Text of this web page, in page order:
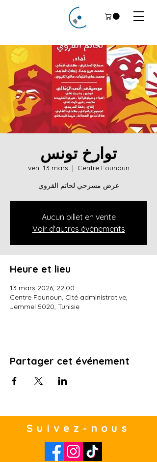
توارخ تونس
ven. 13 mars
  |
Centre Founoun
عرض مسرحي لحاتم القروي
Aucun billet en vente
Voir d'autres événements
Heure et lieu
13 mars 2026, 22:00
Centre Founoun, Cité administrative,
Jemmel 5020, Tunisie
Partager cet événement
Suivez-nous